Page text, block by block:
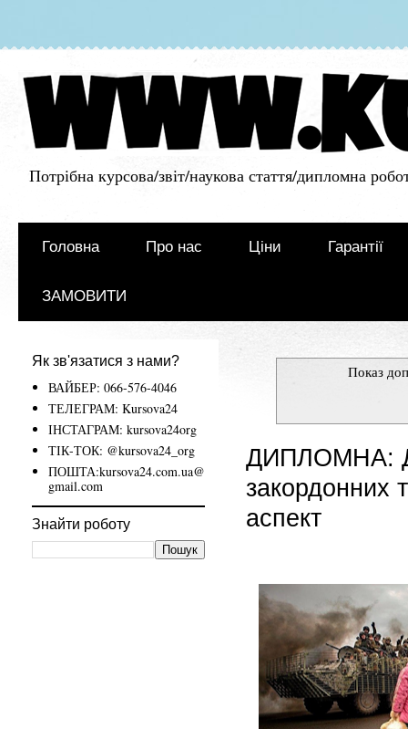
Потрібна курсова/звіт/наукова стаття/дипломна
Головна Про нас Ціни Гарантії
ЗАМОВИТИ
Показ
ДИПЛОМНА:
закордонних
аспект
Як зв'язатися з нами?
ВАЙБЕР: 066-576-4046
ТЕЛЕГРАМ: Kursova24
ІНСТАГРАМ: kursova24org
ТІК-ТОК: @kursova24_org
ПОШТА:kursova24.com.ua@
gmail.com
Знайти роботу